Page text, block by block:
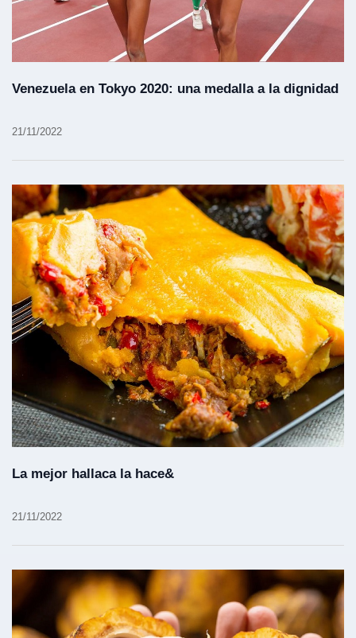
Venezuela en Tokyo 2020: una medalla a la dignidad
21/11/2022
La mejor hallaca la hace&
21/11/2022